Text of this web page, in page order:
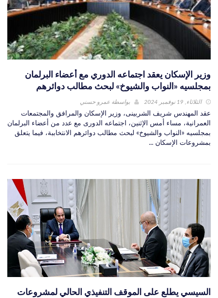
وزير الإسكان يعقد اجتماعه الدوري مع أعضاء البرلمان
بمجلسيه «النواب والشيوخ» لبحث مطالب دوائرهم
الثلاثاء, 19 نوفمبر 2024 بواسطة عمرو حسني
عقد المهندس شريف الشربينى، وزير الإسكان والمرافق والمجتمعات
العمرانية، مساء أمس الإثنين، اجتماعه الدورى مع عدد من أعضاء البرلمان
بمجلسيه «النواب والشيوخ» لبحث مطالب دوائرهم الانتخاببة، فيما يتعلق
بمشروعات الإسكان ...
السيسي يطلع على الموقف التنفيذي الحالي لمشروعات